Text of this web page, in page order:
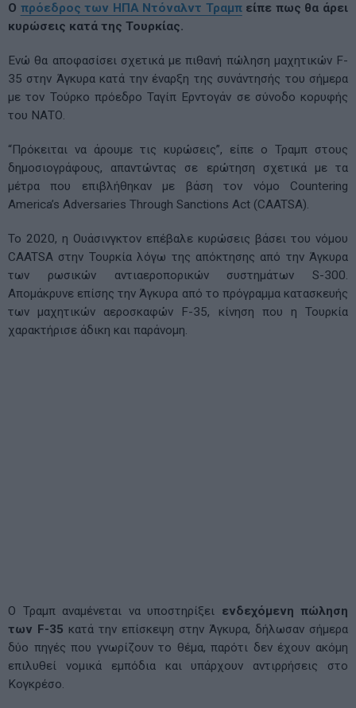
Ο πρόεδρος των ΗΠΑ Ντόναλντ Τραμπείπε πως θα άρει
κυρώσεις κατά της Τουρκίας.
Ενώ θα αποφασίσει σχετικά με πιθανή πώληση μαχητικών F-
35 στην Άγκυρα κατά την έναρξη της συνάντησής του σήμερα
με τον Τούρκο πρόεδρο Ταγίπ Ερντογάν σε σύνοδο κορυφής
του ΝΑΤΟ.
“Πρόκειται να άρουμε τις κυρώσεις”, είπε ο Τραμπ στους
δημοσιογράφους, απαντώντας σε ερώτηση σχετικά με τα
μέτρα που επιβλήθηκαν με βάση τον νόμο Countering
America’s Adversaries Through Sanctions Act (CAATSA).
Το 2020, η Ουάσινγκτον επέβαλε κυρώσεις βάσει του νόμου
CAATSA στην Τουρκία λόγω της απόκτησης από την Άγκυρα
των ρωσικών αντιαεροπορικών συστημάτων S-300.
Απομάκρυνε επίσης την Άγκυρα από το πρόγραμμα κατασκευής
των μαχητικών αεροσκαφών F-35, κίνηση που η Τουρκία
χαρακτήρισε άδικη και παράνομη.
Ο Τραμπ αναμένεται να υποστηρίξει ενδεχόμενη πώληση
των F-35 κατά την επίσκεψη στην Άγκυρα, δήλωσαν σήμερα
δύο πηγές που γνωρίζουν το θέμα, παρότι δεν έχουν ακόμη
επιλυθεί νομικά εμπόδια και υπάρχουν αντιρρήσεις στο
Κογκρέσο.